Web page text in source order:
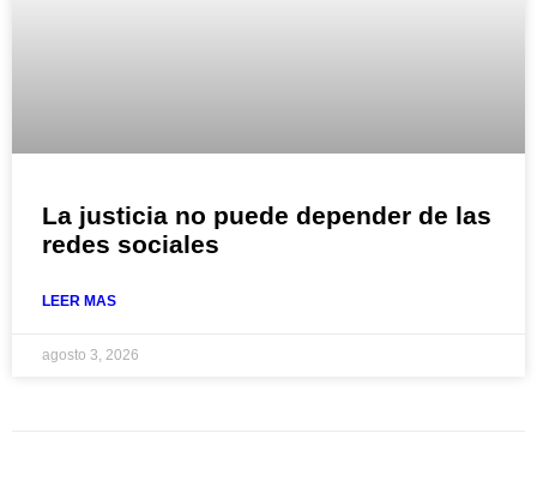
La justicia no puede depender de las
redes sociales
LEER MAS
agosto 3, 2026